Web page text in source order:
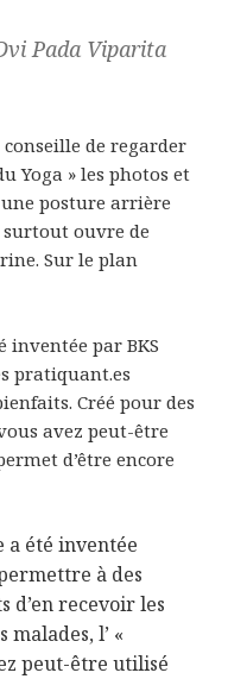
Pada Viparita
de regarder
Yoga » les photos et
une posture arrière
ouvre de
Sur le plan
inventée par BKS
pratiquant.es
Créé pour des
avez peut-être
d’être encore
a été inventée
à des
d’en recevoir les
l’ «
peut-être utilisé